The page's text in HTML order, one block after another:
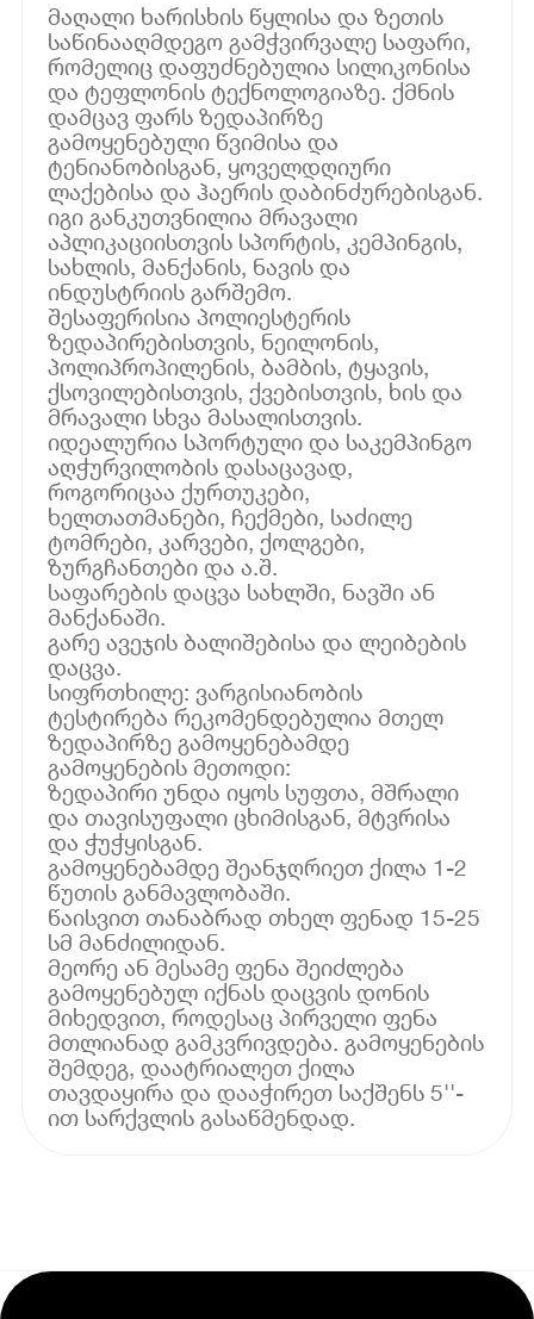
მაღალი ხარისხის წყლისა და ზეთის
საწინააღმდეგო გამჭვირვალე საფარი,
რომელიც დაფუძნებულია სილიკონისა
და ტეფლონის ტექნოლოგიაზე. ქმნის
დამცავ ფარს ზედაპირზე
გამოყენებული წვიმისა და
ტენიანობისგან, ყოველდღიური
ლაქებისა და ჰაერის დაბინძურებისგან.
იგი განკუთვნილია მრავალი
აპლიკაციისთვის სპორტის, კემპინგის,
სახლის, მანქანის, ნავის და
ინდუსტრიის გარშემო.
შესაფერისია პოლიესტერის
ზედაპირებისთვის, ნეილონის,
პოლიპროპილენის, ბამბის, ტყავის,
ქსოვილებისთვის, ქვებისთვის, ხის და
მრავალი სხვა მასალისთვის.
იდეალურია სპორტული და საკემპინგო
აღჭურვილობის დასაცავად,
როგორიცაა ქურთუკები,
ხელთათმანები, ჩექმები, საძილე
ტომრები, კარვები, ქოლგები,
ზურგჩანთები და ა.შ.
საფარების დაცვა სახლში, ნავში ან
მანქანაში.
გარე ავეჯის ბალიშებისა და ლეიბების
დაცვა.
სიფრთხილე: ვარგისიანობის
ტესტირება რეკომენდებულია მთელ
ზედაპირზე გამოყენებამდე
გამოყენების მეთოდი:
ზედაპირი უნდა იყოს სუფთა, მშრალი
და თავისუფალი ცხიმისგან, მტვრისა
და ჭუჭყისგან.
გამოყენებამდე შეანჯღრიეთ ქილა 1-2
წუთის განმავლობაში.
წაისვით თანაბრად თხელ ფენად 15-25
სმ მანძილიდან.
მეორე ან მესამე ფენა შეიძლება
გამოყენებულ იქნას დაცვის დონის
მიხედვით, როდესაც პირველი ფენა
მთლიანად გამკვრივდება. გამოყენების
შემდეგ, დაატრიალეთ ქილა
თავდაყირა და დააჭირეთ საქშენს 5''-
ით სარქვლის გასაწმენდად.